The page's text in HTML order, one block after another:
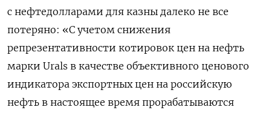
с нефтедолларами для казны далеко не все
потеряно: «С учетом снижения
репрезентативности котировок цен на нефть
марки Urals в качестве объективного ценового
индикатора экспортных цен на российскую
нефть в настоящее время прорабатываются